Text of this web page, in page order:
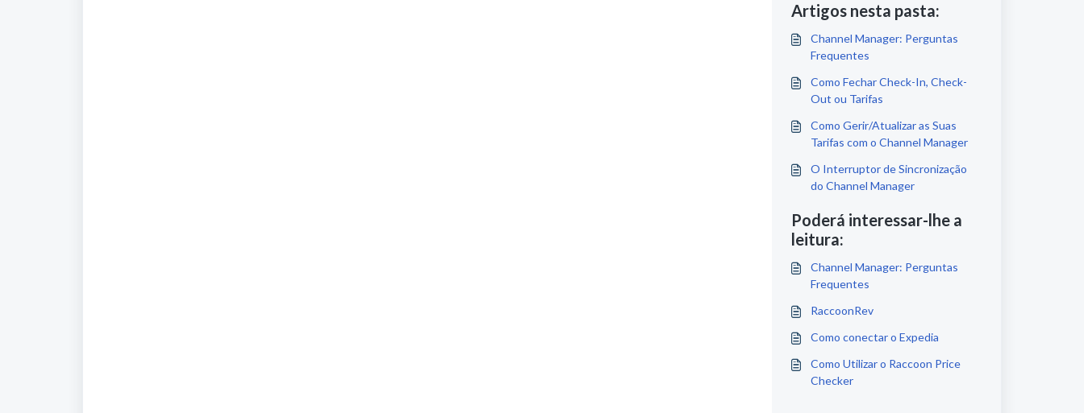
Artigos nesta pasta:
Channel Manager: Perguntas
Frequentes
Como Fechar Check-In, Check-
Out ou Tarifas
Como Gerir/Atualizar as Suas
Tarifas com o Channel Manager
O Interruptor de Sincronização
do Channel Manager
Poderá interessar-lhe a
leitura:
Channel Manager: Perguntas
Frequentes
RaccoonRev
Como conectar o Expedia
Como Utilizar o Raccoon Price
Checker